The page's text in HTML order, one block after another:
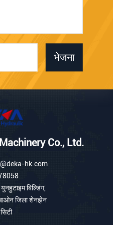
भेजना
Co., Ltd.
hk.com
बिल्डिंग,
जिला शेनझेन
सिटी